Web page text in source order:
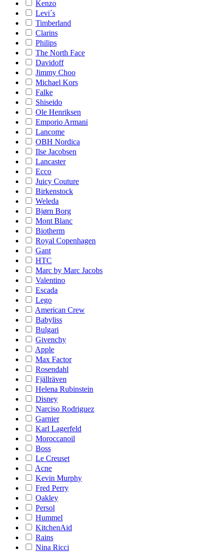
Kenzo
Levi´s
Timberland
Clarins
Philips
The North Face
Davidoff
Jimmy Choo
Michael Kors
Falke
Shiseido
Ole Henriksen
Emporio Armani
Lancome
OBH Nordica
Ilse Jacobsen
Lancaster
Ecco
Juicy Couture
Birkenstock
Weleda
Bjørn Borg
Mont Blanc
Biotherm
Royal Copenhagen
Gant
HTC
Marc by Marc Jacobs
Valentino
Escada
Lego
American Crew
Babyliss
Bulgari
Givenchy
Apple
Max Factor
Rosendahl
Fjällräven
Helena Rubinstein
Disney
Narciso Rodriguez
Garnier
Karl Lagerfeld
Moroccanoil
Boss
Le Creuset
Acne
Kevin Murphy
Fred Perry
Oakley
Persol
Hummel
KitchenAid
Rains
Nina Ricci